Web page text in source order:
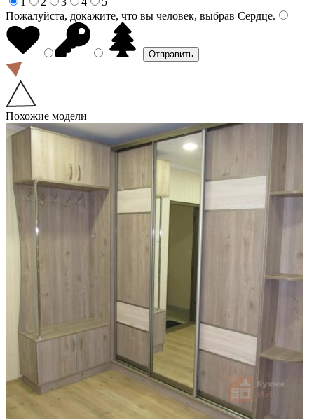
Пожалуйста, докажите, что вы человек, выбрав Сердце.
Похожие модели